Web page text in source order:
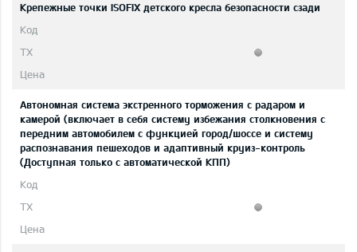
Крепежные точки ISOFIX детского кресла безопасности сзади
Автономная система экстренного торможения с радаром и
камерой (включает в себя систему избежания столкновения с
передним автомобилем с функцией город/шоссе и систему
распознавания пешеходов и адаптивный круиз-контроль
(Доступная только с автоматической КПП)